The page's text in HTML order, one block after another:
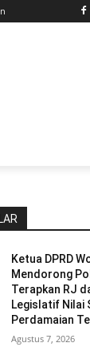
Ketua DPRD
Mendorong
Terapkan RJ
Legislatif Nilai
Perdamaian
Agustus 7, 2026